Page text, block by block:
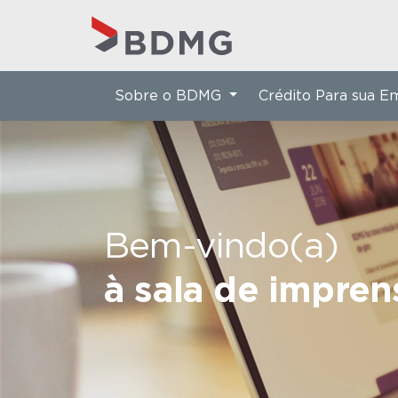
Bem-vindo(a)
à sala de
Sobre o BDMG Crédito Para sua